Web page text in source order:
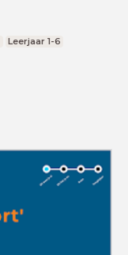
Leerjaar 1-6